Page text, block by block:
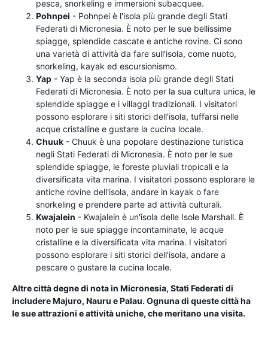
pesca, snorkeling e immersioni subacquee.
Pohnpei - Pohnpei è l'isola più grande degli Stati
Federati di Micronesia. È noto per le sue bellissime
spiagge, splendide cascate e antiche rovine. Ci sono
una varietà di attività da fare sull'isola, come nuoto,
snorkeling, kayak ed escursionismo.
Yap - Yap è la seconda isola più grande degli Stati
Federati di Micronesia. È noto per la sua cultura unica, le
splendide spiagge e i villaggi tradizionali. I visitatori
possono esplorare i siti storici dell'isola, tuffarsi nelle
acque cristalline e gustare la cucina locale.
Chuuk - Chuuk è una popolare destinazione turistica
negli Stati Federati di Micronesia. È noto per le sue
splendide spiagge, le foreste pluviali tropicali e la
diversificata vita marina. I visitatori possono esplorare le
antiche rovine dell'isola, andare in kayak o fare
snorkeling e prendere parte ad attività culturali.
Kwajalein - Kwajalein è un'isola delle Isole Marshall. È
noto per le sue spiagge incontaminate, le acque
cristalline e la diversificata vita marina. I visitatori
possono esplorare i siti storici dell'isola, andare a
pescare o gustare la cucina locale.
Altre città degne di nota in Micronesia, Stati Federati di
includere Majuro, Nauru e Palau. Ognuna di queste città ha
le sue attrazioni e attività uniche, che meritano una visita.